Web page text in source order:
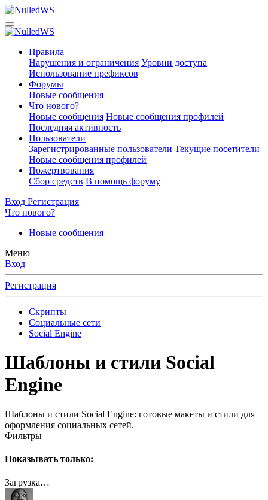
Правила
Нарушения и ограничения Уровни доступа
Использование префиксов
Форумы
Новые сообщения
Что нового?
Новые сообщения Новые сообщения профилей
Последняя активность
Пользователи
Зарегистрированные пользователи Текущие посетители
Новые сообщения профилей
Пожертвования
Сбор средств В помощь форуму
Вход Регистрация
Что нового?
Новые сообщения
Меню
Вход
Регистрация
Скрипты
Социальные сети
Social Engine
Шаблоны и стили Social
Engine
Шаблоны и стили Social Engine: готовые макеты и стили для
оформления социальных сетей.
Фильтры
Показывать только:
Загрузка…